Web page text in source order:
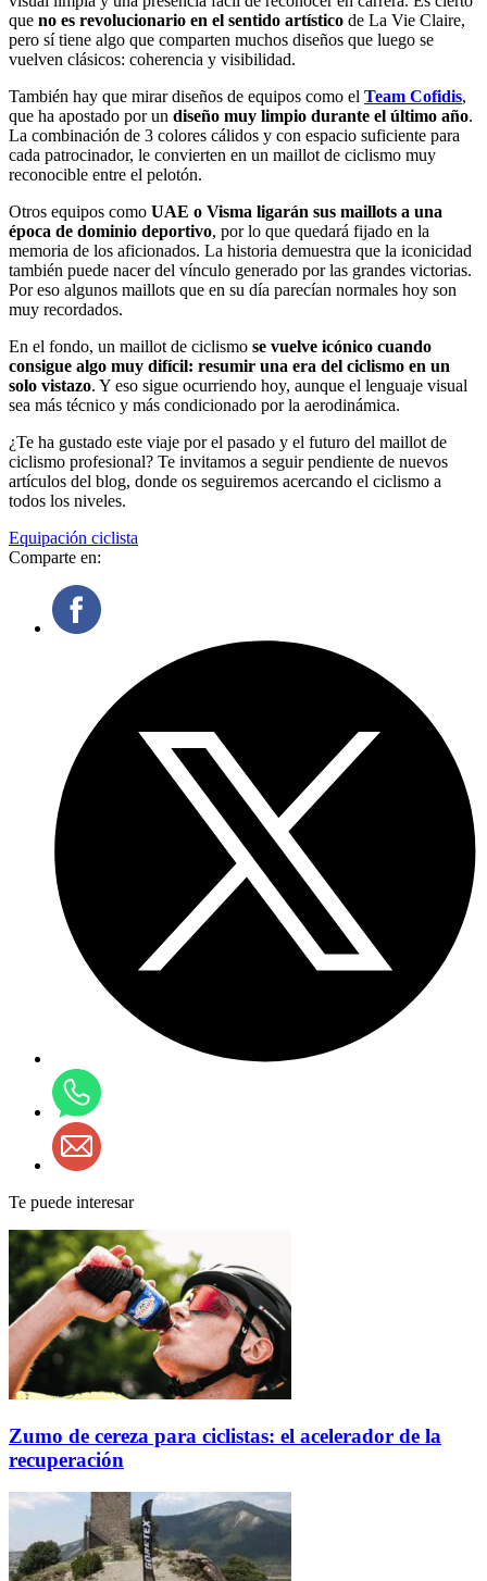
que no es revolucionario en el sentido artístico de La Vie Claire,
pero sí tiene algo que comparten muchos diseños que luego se
vuelven clásicos: coherencia y visibilidad.
También hay que mirar diseños de equipos como el Team Cofidis,
que ha apostado por un diseño muy limpio durante el último año.
La combinación de 3 colores cálidos y con espacio suficiente para
cada patrocinador, le convierten en un maillot de ciclismo muy
reconocible entre el pelotón.
Otros equipos como UAE o Visma ligarán sus maillots a una
época de dominio deportivo, por lo que quedará fijado en la
memoria de los aficionados. La historia demuestra que la iconicidad
también puede nacer del vínculo generado por las grandes victorias.
Por eso algunos maillots que en su día parecían normales hoy son
muy recordados.
En el fondo, un maillot de ciclismo se vuelve icónico cuando
consigue algo muy difícil: resumir una era del ciclismo en un
solo vistazo. Y eso sigue ocurriendo hoy, aunque el lenguaje visual
sea más técnico y más condicionado por la aerodinámica.
¿Te ha gustado este viaje por el pasado y el futuro del maillot de
ciclismo profesional? Te invitamos a seguir pendiente de nuevos
artículos del blog, donde os seguiremos acercando el ciclismo a
todos los niveles.
Equipación ciclista
Comparte en:
Te puede interesar
Zumo de cereza para ciclistas: el acelerador de la
recuperación